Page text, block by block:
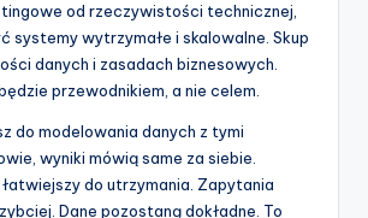
od rzeczywistości technicznej,
systemy wytrzymałe i skalowalne. Skup
danych i zasadach biznesowych.
przewodnikiem, a nie celem.
do modelowania danych z tymi
wyniki mówią same za siebie.
do utrzymania. Zapytania
Dane pozostaną dokładne. To